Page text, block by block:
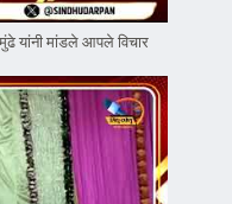
यांनी मांडले आपले विचार